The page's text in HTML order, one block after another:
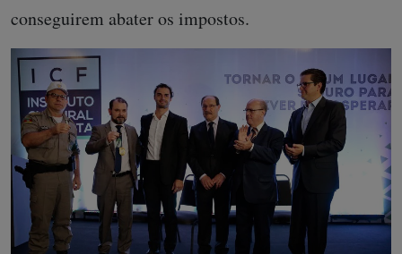
conseguirem abater os impostos.